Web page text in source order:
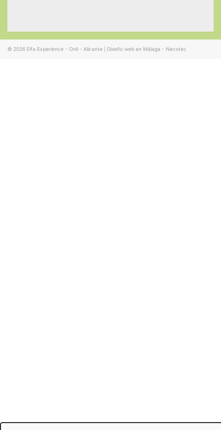
© 2026 Elfa Experience - Onil - Alicante Diseño web en Málaga - Necotec